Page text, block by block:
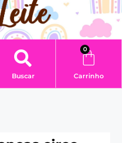
Buscar
0
Carrinho